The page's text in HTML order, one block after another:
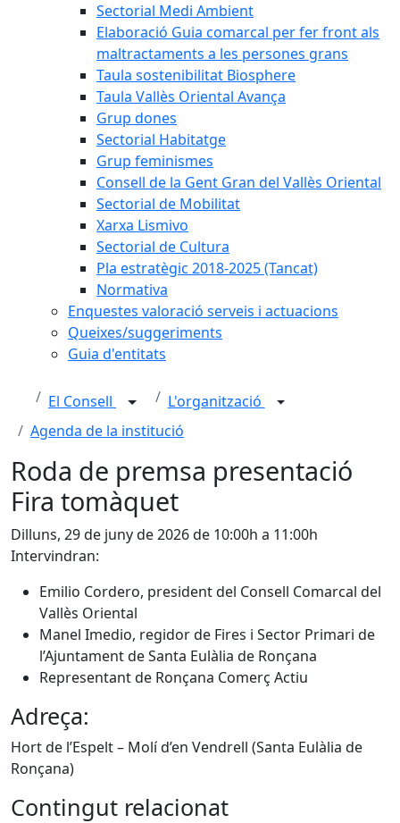
Sectorial Medi Ambient
Elaboració Guia comarcal per fer front als
maltractaments a les persones grans
Taula sostenibilitat Biosphere
Taula Vallès Oriental Avança
Grup dones
Sectorial Habitatge
Grup feminismes
Consell de la Gent Gran del Vallès Oriental
Sectorial de Mobilitat
Xarxa Lismivo
Sectorial de Cultura
Pla estratègic 2018-2025 (Tancat)
Normativa
Enquestes valoració serveis i actuacions
Queixes/suggeriments
Guia d'entitats
El Consell
L'organització
Agenda de la institució
Roda de premsa presentació
Fira tomàquet
Dilluns, 29 de juny de 2026 de 10:00h a 11:00h
Intervindran:
Emilio Cordero, president del Consell Comarcal del
Vallès Oriental
Manel Imedio, regidor de Fires i Sector Primari de
l’Ajuntament de Santa Eulàlia de Ronçana
Representant de Ronçana Comerç Actiu
Adreça:
Hort de l’Espelt – Molí d’en Vendrell (Santa Eulàlia de
Ronçana)
Contingut relacionat